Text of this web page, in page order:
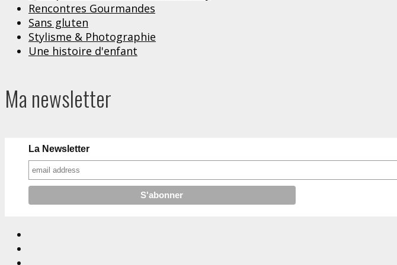
Rencontres Gourmandes
Sans gluten
Stylisme & Photographie
Une histoire d'enfant
Ma newsletter
La Newsletter